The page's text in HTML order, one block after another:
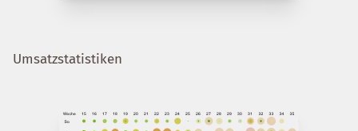
Umsatzstatistiken